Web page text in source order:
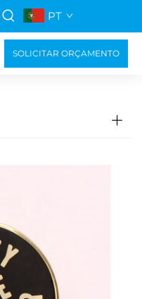
PT
SOLICITAR ORÇAMENTO